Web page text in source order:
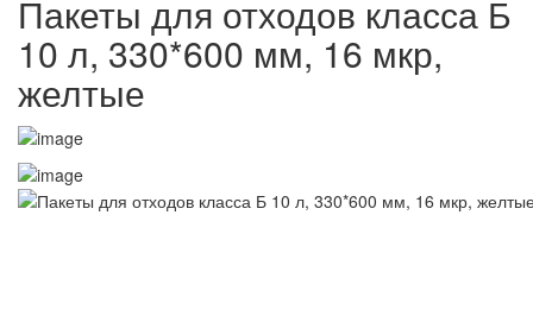
Пакеты для отходов класса Б
10 л, 330*600 мм, 16 мкр,
желтые